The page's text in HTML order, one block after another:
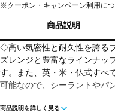
※クーポン・キャンペーン利用に
商品説明
◇高い気密性と耐久性を誇る
ズレンジと豊富なラインナッ
す。また、英・米・仏式すべ
可能なので、シーラントやパ
商品説明を詳しく見る